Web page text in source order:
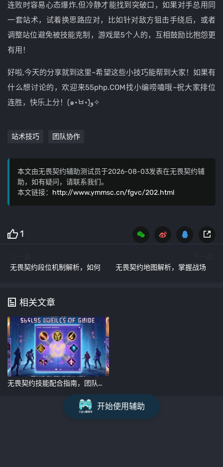
开始使用辅助
连败时容易心态爆炸,但冷静才能找到突破口，如果对手总用同
一套站术，试着换思路应对，比如针对敌方狙击手绕后，或者
调整站位避免被技能克制，游戏是5个人的，互相鼓励比抱怨更
有用！
好啦,今天的分享就到这里~希望这些小技巧能帮到大家！如果有
什么想讨论的，欢迎来55php.COM找小编唠嗑哦~祝大家排位
连胜，快乐上分！(๑•̀ㅂ•́)و✧
站术技巧 团队协作
本文由无畏契约辅助测试员于2026-08-03发表在无畏契约辅
助，如有疑问，请联系我们。
本文链接： http://www.ymmsc.cn/fgvc/202.html
1
无畏契约段位机制解析，如何从萌新进阶大神？
无畏契约地图解析，掌握战场，制胜关键
相关文章
无畏契约技能配合指南，团队协作的制胜关键